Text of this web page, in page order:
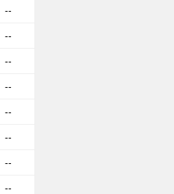
--
--
--
--
--
--
--
--